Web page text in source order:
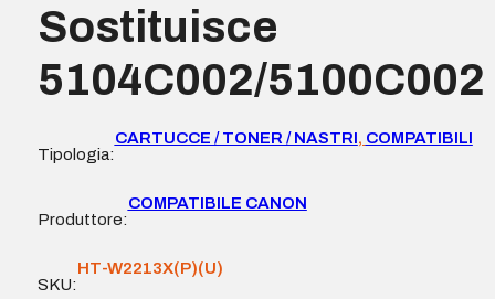
Sostituisce
5104C002/5100C002
Tipologia:
CARTUCCE / TONER / NASTRI, COMPATIBILI
Produttore:
COMPATIBILE CANON
SKU:
HT-W2213X(P)(U)